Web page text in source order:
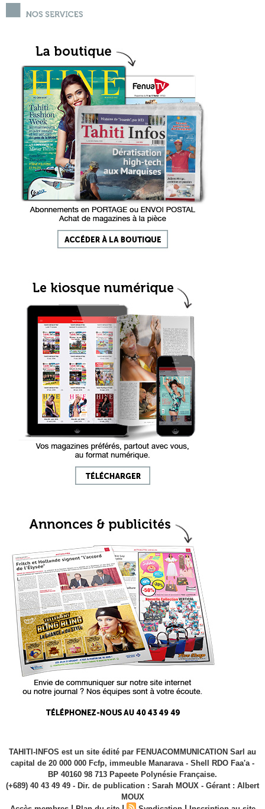
TAHITI-INFOS est un site édité par FENUACOMMUNICATION Sarl au
capital de 20 000 000 Fcfp, immeuble Manarava - Shell RDO Faa'a -
BP 40160 98 713 Papeete Polynésie Française.
(+689) 40 43 49 49 - Dir. de publication : Sarah MOUX - Gérant : Albert
MOUX